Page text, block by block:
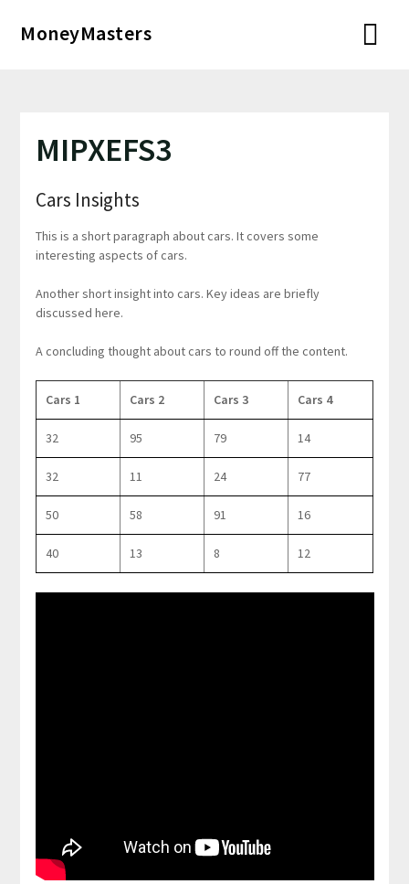
MoneyMasters
MIPXEFS3
Cars Insights
This is a short paragraph about cars. It covers some
interesting aspects of cars.
Another short insight into cars. Key ideas are briefly
discussed here.
A concluding thought about cars to round off the content.
Cars 1 Cars 2 Cars 3 Cars 4
32 95 79 14
32 11 24 77
50 58 91 16
40 13 8 12